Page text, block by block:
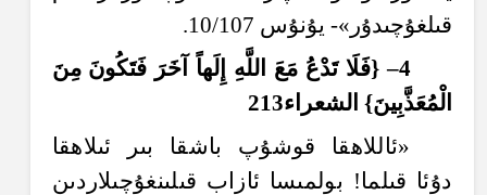
قىلغۇچىدۇر»- يۇنۇس 10/107.
4– {فل ا تدع مع اللَّهِ لَها خر فتكون من
المعَذَّبين} الشعرا ء213
«ئاللاھقا قوشۇپ باشقا بىر ئىلاھقا
دۇئا قىلما! بولمىسا ئازاب قىلىنغۇچىلاردىن